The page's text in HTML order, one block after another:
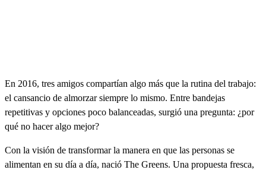
En 2016, tres amigos compartían algo más que la rutina del trabajo:
el cansancio de almorzar siempre lo mismo. Entre bandejas
repetitivas y opciones poco balanceadas, surgió una pregunta: ¿por
qué no hacer algo mejor?
Con la visión de transformar la manera en que las personas se
alimentan en su día a día, nació The Greens. Una propuesta fresca,